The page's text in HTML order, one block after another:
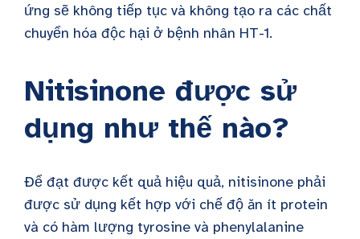
ứng sẽ không tiếp tục và không tạo ra các chất
chuyển hóa độc hại ở bệnh nhân HT-1.
Nitisinone được sử
dụng như thế nào?
Để đạt được kết quả hiệu quả, nitisinone phải
được sử dụng kết hợp với chế độ ăn ít protein
và có hàm lượng tyrosine và phenylalanine